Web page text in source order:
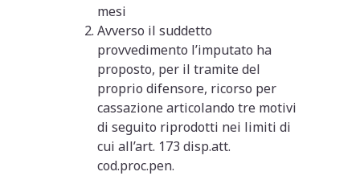
mesi
Avverso il suddetto
provvedimento l’imputato ha
proposto, per il tramite del
proprio difensore, ricorso per
cassazione articolando tre motivi
di seguito riprodotti nei limiti di
cui all’art. 173 disp.att.
cod.proc.pen.